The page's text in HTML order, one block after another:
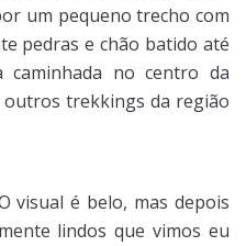
um pequeno trecho com
pedras e chão batido até
no centro da
outros trekkings da região
visual é belo, mas depois
lindos que vimos eu